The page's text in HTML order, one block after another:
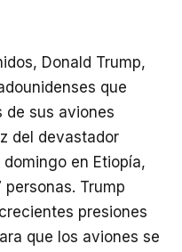
Donald Trump,
que
de sus aviones
del devastador
en Etiopía,
Trump
presiones
que los aviones se